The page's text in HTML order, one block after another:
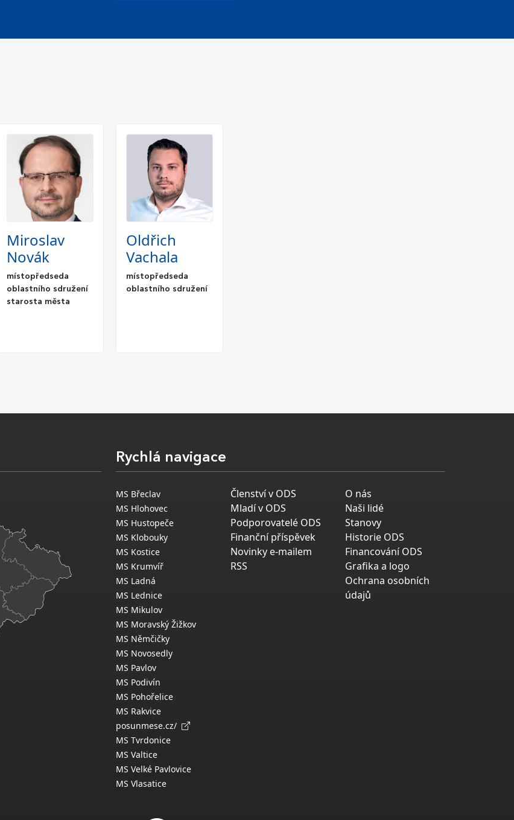
Miroslav
Novák
místopředseda
oblastního sdružení
starosta města
Oldřich
Vachala
místopředseda
oblastního sdružení
Rychlá navigace
MS Břeclav
MS Hlohovec
MS Hustopeče
MS Klobouky
MS Kostice
MS Krumvíř
MS Ladná
MS Lednice
MS Mikulov
MS Moravský Žižkov
MS Němčičky
MS Novosedly
MS Pavlov
MS Podivín
MS Pohořelice
MS Rakvice
posunmese.cz/
MS Tvrdonice
MS Valtice
MS Velké Pavlovice
MS Vlasatice
Členství v ODS
Mladí v ODS
Podporovatelé ODS
Finanční příspěvek
Novinky e-mailem
RSS
O nás
Naši lidé
Stanovy
Historie ODS
Financování ODS
Grafika a logo
Ochrana osobních
údajů